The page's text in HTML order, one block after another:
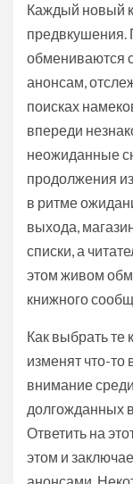
Каждый новый
предвкушения.
обмениваются
анонсам,
поисках
впереди
неожиданные
продолжения
в ритме
выхода,
списки, а
этом живом
книжного
Как выбрать те
изменят что-то
внимание
долгожданных
Ответить на
этом и